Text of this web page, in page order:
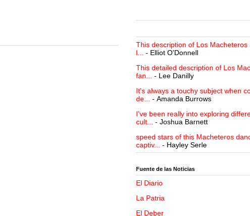
This description of Los Macheteros
l...
- Elliot O'Donnell
This detailed description of Los
fan...
- Lee Danilly
It's always a touchy subject when
de...
- Amanda Burrows
I've been really into exploring
cult...
- Joshua Barnett
speed stars of this Macheteros
captiv...
- Hayley Serle
Fuente de las Noticias
El Diario
La Patria
El Deber